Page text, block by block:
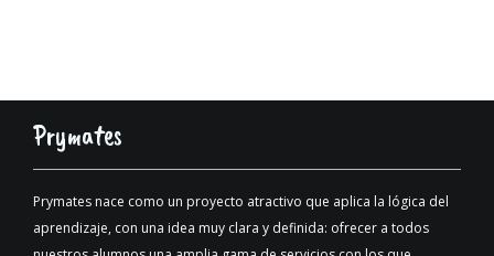
Prymates
Prymates nace como un proyecto atractivo que aplica la lógica del
aprendizaje, con una idea muy clara y definida: ofrecer a todos